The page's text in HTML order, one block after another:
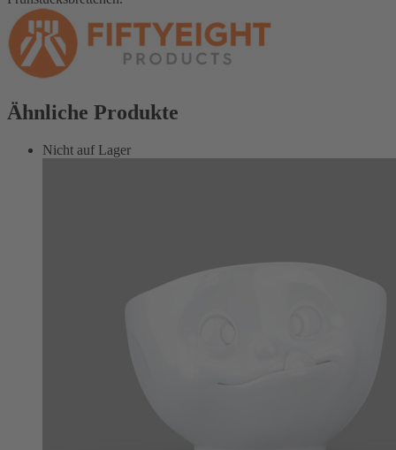
Ähnliche Produkte
Nicht auf Lager